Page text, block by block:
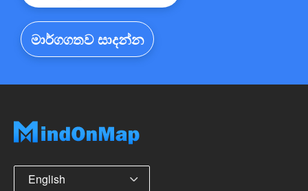
මාර්ගගතව සාදන්න
English